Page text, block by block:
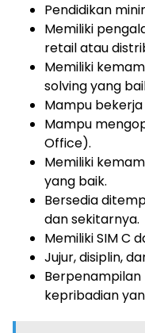
Pendidikan
Memiliki
retail atau
Memiliki
solving yang
Mampu
Mampu
Office).
Memiliki
yang baik.
Bersedia
dan sekitarnya.
Memiliki SIM C
Jujur, disiplin,
kepribadian